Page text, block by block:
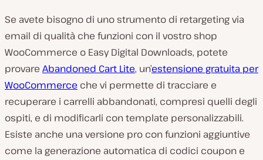
Se avete bisogno di uno strumento di retargeting via
email di qualità che funzioni con il vostro shop
WooCommerce o Easy Digital Downloads, potete
provare Abandoned Cart Lite, un’estensione gratuita per
WooCommerce che vi permette di tracciare e
recuperare i carrelli abbandonati, compresi quelli degli
ospiti, e di modificarli con template personalizzabili.
Esiste anche una versione pro con funzioni aggiuntive
come la generazione automatica di codici coupon e